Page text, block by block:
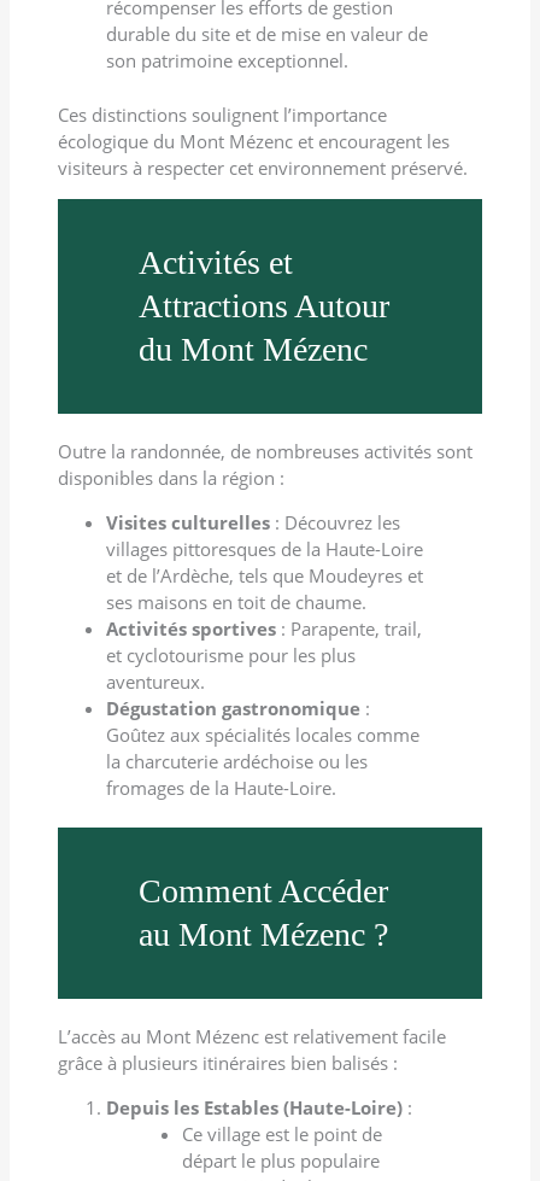
récompenser les efforts de gestion
durable du site et de mise en valeur de
son patrimoine exceptionnel.
Ces distinctions soulignent l’importance
écologique du Mont Mézenc et encouragent les
visiteurs à respecter cet environnement préservé.
Activités et
Attractions Autour
du Mont Mézenc
Outre la randonnée, de nombreuses activités sont
disponibles dans la région :
Visites culturelles : Découvrez les
villages pittoresques de la Haute-Loire
et de l’Ardèche, tels que Moudeyres et
ses maisons en toit de chaume.
Activités sportives : Parapente, trail,
et cyclotourisme pour les plus
aventureux.
Dégustation gastronomique :
Goûtez aux spécialités locales comme
la charcuterie ardéchoise ou les
fromages de la Haute-Loire.
Comment Accéder
au Mont Mézenc ?
L’accès au Mont Mézenc est relativement facile
grâce à plusieurs itinéraires bien balisés :
Depuis les Estables (Haute-Loire) :
Ce village est le point de
départ le plus populaire